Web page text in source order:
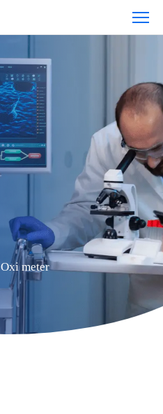
Oxi meter